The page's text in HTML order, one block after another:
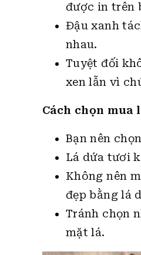
được in trên
Đậu xanh
nhau.
Tuyệt đối
xen lẫn vì
Cách chọn mua
Bạn nên
Lá dứa tươi
Không nên
đẹp bằng lá
Tránh chọn
mặt lá.